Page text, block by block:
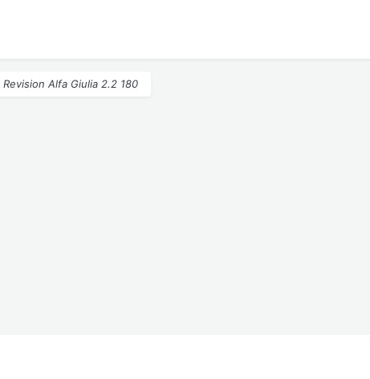
Revision Alfa Giulia 2.2 180